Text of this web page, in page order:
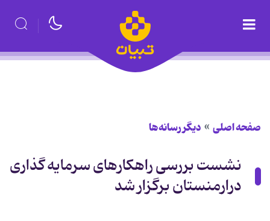
صفحه اصلی دیگر رسانه‌ها
نشست بررسی راهکارهای سرمایه گذاری
درارمنستان برگزار شد